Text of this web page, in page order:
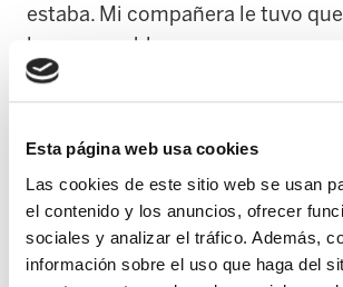
Esta página web usa cookies
Las cookies de este sitio web se usan
el contenido y los anuncios, ofrecer
sociales y analizar el tráfico. Además,
información sobre el uso que haga del
estaba. Mi compañera le tuvo
la responsable era yo.
Cito estos dos ejemplos, pero
`racismo oculto o tácito´.
tipo de racismo hago referencia a
un iceberg. Una montaña de hielo
el mar, de la cual sobresale